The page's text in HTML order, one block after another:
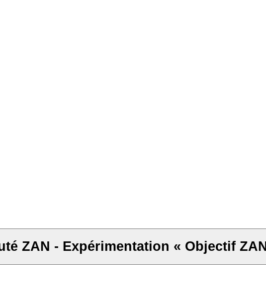
ZAN - Expérimentation « Objectif